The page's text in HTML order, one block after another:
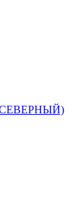
(СЕВЕРНЫЙ)